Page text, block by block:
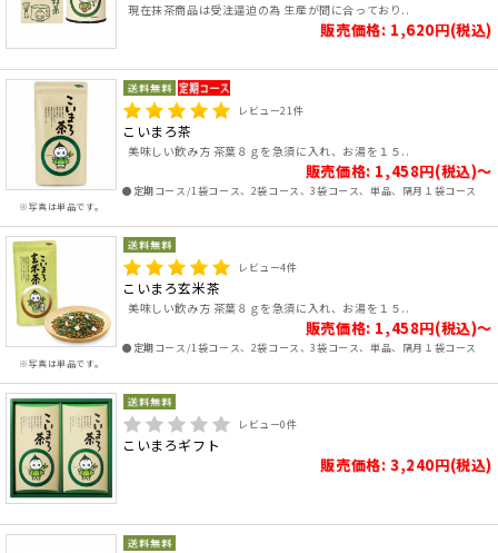
現在抹茶商品は受注逼迫の為 生産が間に合っており..
販売価格: 1,620円(税込)
※写真は単品です。
レビュー21件
こいまろ茶
美味しい飲み方 茶葉８ｇを急須に入れ、お湯を１５..
販売価格: 1,458円(税込)～
●定期コース/1袋コース、2袋コース、3袋コース、単品、隔月１袋コース
※写真は単品です。
レビュー4件
こいまろ玄米茶
美味しい飲み方 茶葉８ｇを急須に入れ、お湯を１５..
販売価格: 1,458円(税込)～
●定期コース/1袋コース、2袋コース、3袋コース、単品、隔月１袋コース
レビュー0件
こいまろギフト
販売価格: 3,240円(税込)